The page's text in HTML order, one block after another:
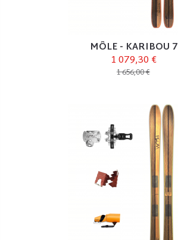
MÔLE - KARIBOU 7
1 079,30 €
1 656,00 €